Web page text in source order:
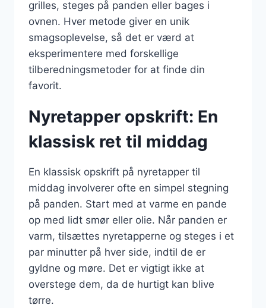
grilles, steges på panden eller bages i
ovnen. Hver metode giver en unik
smagsoplevelse, så det er værd at
eksperimentere med forskellige
tilberedningsmetoder for at finde din
favorit.
Nyretapper opskrift: En
klassisk ret til middag
En klassisk opskrift på nyretapper til
middag involverer ofte en simpel stegning
på panden. Start med at varme en pande
op med lidt smør eller olie. Når panden er
varm, tilsættes nyretapperne og steges i et
par minutter på hver side, indtil de er
gyldne og møre. Det er vigtigt ikke at
overstege dem, da de hurtigt kan blive
tørre.